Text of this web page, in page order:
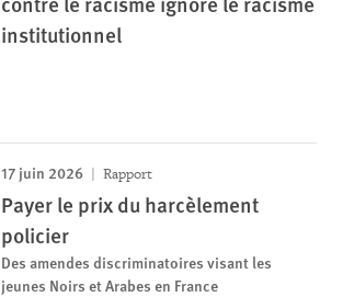
institutionnel
17 juin 2026 Rapport
Payer le prix du harcèlement
policier
Des amendes discriminatoires visant les
jeunes Noirs et Arabes en France